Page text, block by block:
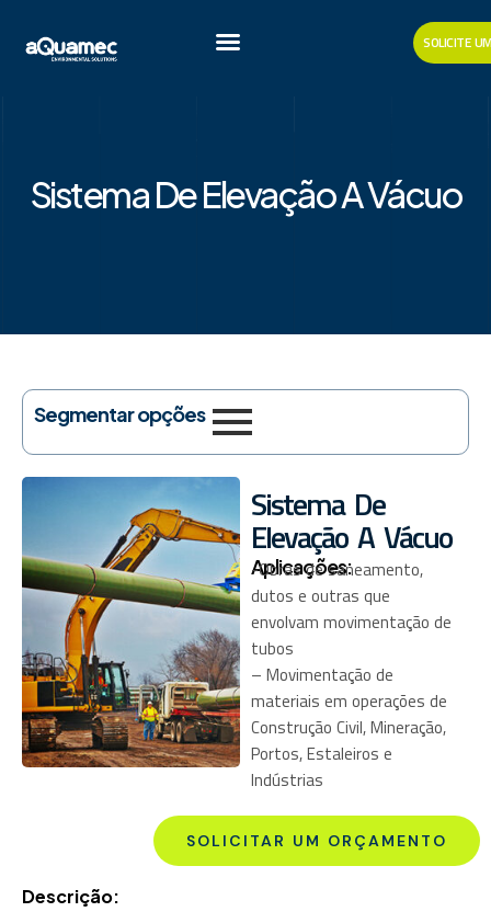
SOLICITE
Sistema De Elevação A Vácuo
Segmentar opções
Sistema De
Elevação A Vácuo
Aplicações:
-Obras de saneamento,
dutos e outras que
envolvam movimentação de
tubos
– Movimentação de
materiais em operações de
Construção Civil, Mineração,
Portos, Estaleiros e
Indústrias
SOLICITAR UM ORÇAMENTO
Descrição: